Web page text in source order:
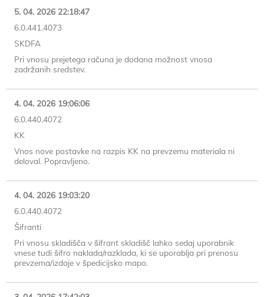
5. 04. 2026 22:18:47
6.0.441.4073
SKDFA
Pri vnosu prejetega računa je dodana možnost vnosa
zadržanih sredstev.
4. 04. 2026 19:06:06
6.0.440.4072
KK
Vnos nove postavke na razpis KK na prevzemu materiala ni
deloval. Popravljeno.
4. 04. 2026 19:03:20
6.0.440.4072
Šifranti
Pri vnosu skladišča v šifrant skladišč lahko sedaj uporabnik
vnese tudi šifro naklada/razklada, ki se uporablja pri prenosu
prevzema/izdaje v špedicijsko mapo.